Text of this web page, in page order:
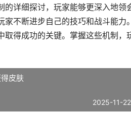
的详细探讨，玩家能够更深入地
家不断进步自己的技巧和战斗能
取得成功的关键。掌握这些机制，
皮肤
2025-11-22